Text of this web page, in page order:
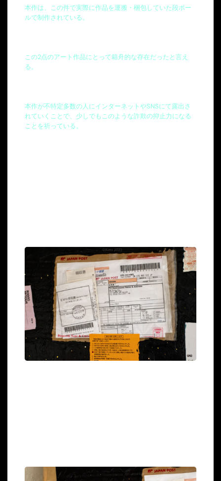
本作は、この件で実際に作品を運搬・梱包していた段ボー
ルで制作されている。
この2点のアート作品にとって箱舟的な存在だったと言え
る。
本作が不特定多数の人にインターネットやSNSにて露出さ
れていくことで、少しでもこのような詐欺の抑止力になる
ことを祈っている。